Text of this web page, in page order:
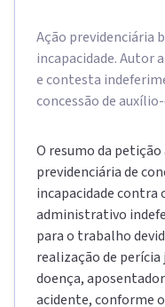
Ação previdenciária
incapacidade. Autor
e contesta
concessão de
O resumo da
previdenciária de
incapacidade contra
administrativo
para o trabalho
realização de perícia
doença,
acidente, conforme